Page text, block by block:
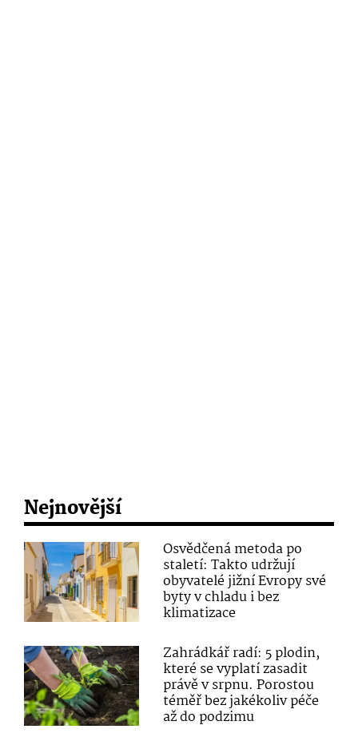
Nejnovější
Osvědčená metoda po
staletí: Takto udržují
obyvatelé jižní Evropy své
byty v chladu i bez
klimatizace
Zahrádkář radí: 5 plodin,
které se vyplatí zasadit
právě v srpnu. Porostou
téměř bez jakékoliv péče
až do podzimu